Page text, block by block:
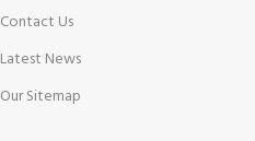
Contact Us
Latest News
Our Sitemap